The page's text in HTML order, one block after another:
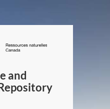
/
Canada
and